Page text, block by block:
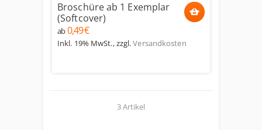
Broschüre ab 1 Exemplar
(Softcover)
ab 0,49 €
Inkl. 19% MwSt.,zzgl.Versandkosten
3 Artikel